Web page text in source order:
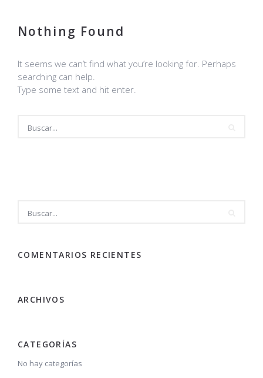
Nothing Found
It seems we can’t find what you’re looking for. Perhaps
searching can help.
Type some text and hit enter.
COMENTARIOS RECIENTES
ARCHIVOS
CATEGORÍAS
No hay categorías